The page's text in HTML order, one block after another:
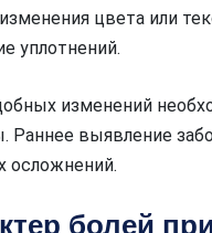
цвета или
уплотнений.
изменений
Раннее выявление
осложнений.
болей